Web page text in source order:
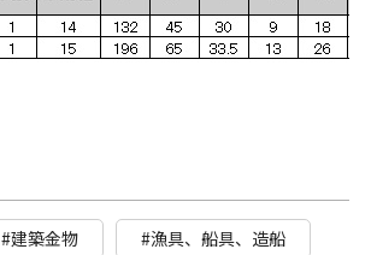
#建築金物 #漁具、船具、造船